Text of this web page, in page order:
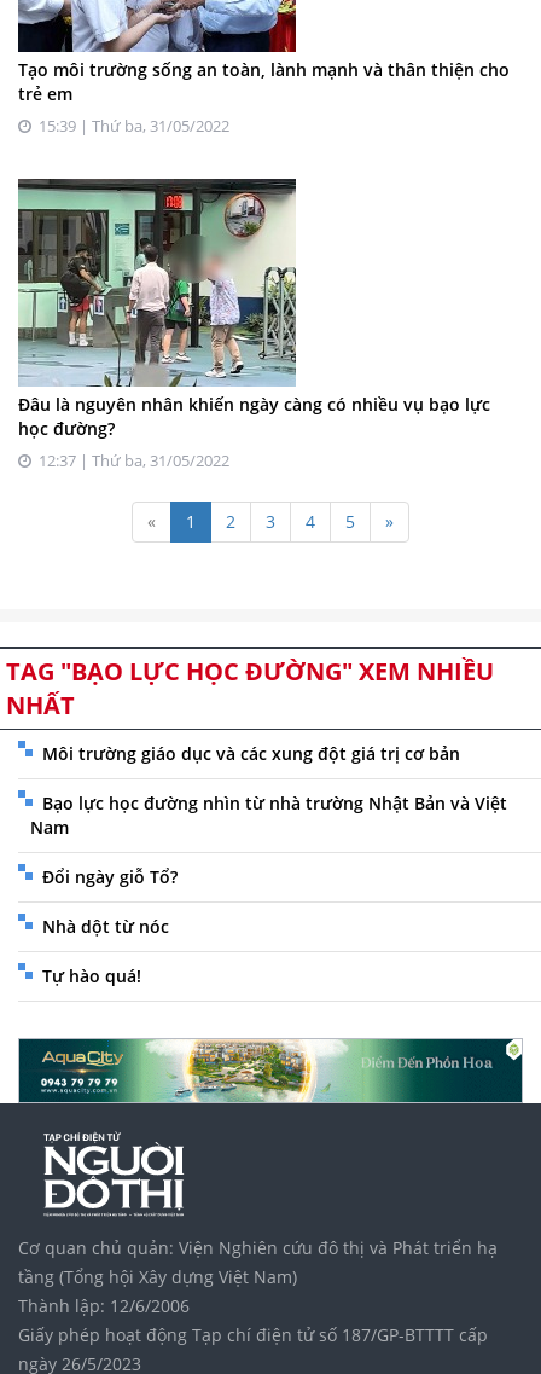
Tạo môi trường sống an toàn, lành mạnh và thân thiện cho
trẻ em
15:39 | Thứ ba, 31/05/2022
Đâu là nguyên nhân khiến ngày càng có nhiều vụ bạo lực
học đường?
12:37 | Thứ ba, 31/05/2022
« 1 2 3 4 5 »
TAG "BẠO LỰC HỌC ĐƯỜNG" XEM NHIỀU
NHẤT
Môi trường giáo dục và các xung đột giá trị cơ bản
Bạo lực học đường nhìn từ nhà trường Nhật Bản và Việt
Nam
Đổi ngày giỗ Tổ?
Nhà dột từ nóc
Tự hào quá!
Cơ quan chủ quản: Viện Nghiên cứu đô thị và Phát triển hạ
tầng (Tổng hội Xây dựng Việt Nam)
Thành lập: 12/6/2006
Giấy phép hoạt động Tạp chí điện tử số 187/GP-BTTTT cấp
ngày 26/5/2023